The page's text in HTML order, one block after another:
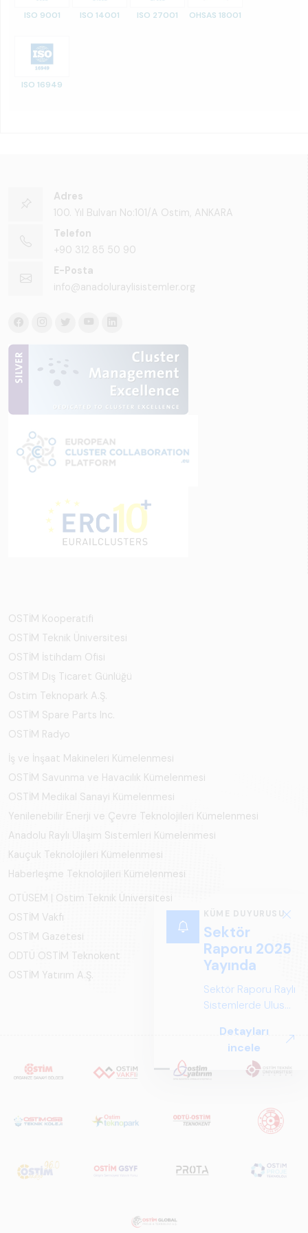
ISO 9001 ISO 14001 ISO 27001 OHSAS 18001
ISO 16949
KÜME DUYURUSU
Sektör
Raporu 2025
Yayında
Sektör Raporu Raylı
Sistemlerde Ulusal
Perspektif ARUS
tarafından
hazırlanan "Raylı
Perspektif – Sektör
Raporu 2025",
genelindeki raylı
sistemler
Detayları
incele
Adres
100. Yıl Bulvarı No:101/A Ostim, ANKARA
Telefon
+90 312 85 50 90
E-Posta
info@anadoluraylisistemler.org
OSTİM Kooperatifi
OSTİM Teknik Üniversitesi
OSTİM İstihdam Ofisi
OSTİM Dış Ticaret Günlüğü
Ostim Teknopark A.Ş.
OSTİM Spare Parts Inc.
OSTİM Radyo
İş ve İnşaat Makineleri Kümelenmesi
OSTİM Savunma ve Havacılık Kümelenmesi
OSTİM Medikal Sanayi Kümelenmesi
Yenilenebilir Enerji ve Çevre Teknolojileri Kümelenmesi
Anadolu Raylı Ulaşım Sistemleri Kümelenmesi
Kauçuk Teknolojileri Kümelenmesi
Haberleşme Teknolojileri Kümelenmesi
OTÜSEM | Ostim Teknik Üniversitesi
OSTİM Vakfı
OSTİM Gazetesi
ODTÜ OSTİM Teknokent
OSTİM Yatırım A.Ş.